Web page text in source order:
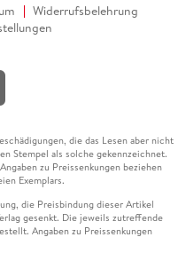
Widerrufsbelehrung
die das Lesen aber nicht
Stempel als solche gekennzeichnet.
zu Preissenkungen beziehen
Exemplars.
die Preisbindung dieser Artikel
gesenkt. Die jeweils zutreffende
Angaben zu Preissenkungen